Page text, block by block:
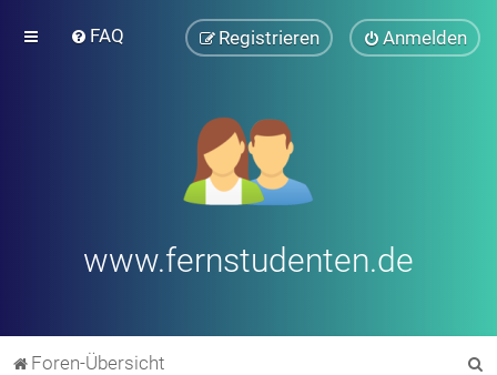
FAQ Anmelden
Registrieren
www.fernstudenten.de
Foren-Übersicht